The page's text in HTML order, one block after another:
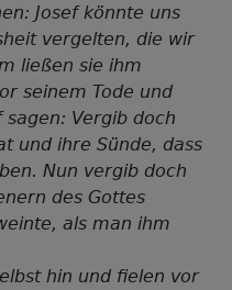
Josef könnte uns
vergelten, die wir
ließen sie ihm
seinem Tode und
sagen: Vergib doch
und ihre Sünde, dass
Nun vergib doch
des Gottes
als man ihm
hin und fielen vor